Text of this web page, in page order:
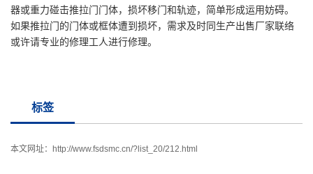
器或重力碰击推拉门门体，损坏移门和轨迹，简单形成运用妨碍。
如果推拉门的门体或框体遭到损坏，需求及时同生产出售厂家联络
或许请专业的修理工人进行修理。
标签
本文网址： http://www.fsdsmc.cn/?list_20/212.html